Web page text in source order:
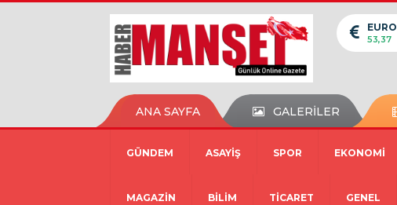
EURO
53,37
ANA SAYFA GALERİLER
GÜNDEM ASAYİŞ SPOR EKONOMİ
MAGAZİN BİLİM TİCARET GENEL